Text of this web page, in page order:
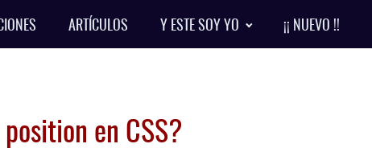
ARTÍCULOS Y ESTE SOY YO ¡¡ NUEVO !!
en CSS?